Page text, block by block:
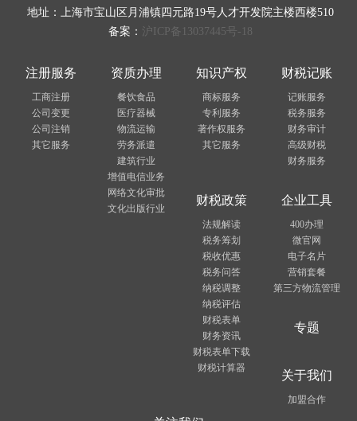
地址：上海市宝山区月浦镇四元路19号人才开发院主楼西楼510
备案： 沪ICP备13037445号-18
注册服务
工商注册
公司变更
公司注销
其它服务
资质办理
餐饮食品
医疗器械
物流运输
劳务派遣
建筑行业
增值电信业务
网络文化审批
文化出版行业
知识产权
商标服务
专利服务
著作权服务
其它服务
财税记账
记账服务
税务服务
财务审计
高级财税
财务服务
财税政策
法规解读
税务筹划
税收优惠
税务问答
纳税调整
纳税评估
财税表单
财务资讯
财税表单下载
财税计算器
企业工具
400办理
微官网
电子名片
营销套餐
第三方物流管理
专题
关于我们
加盟合作